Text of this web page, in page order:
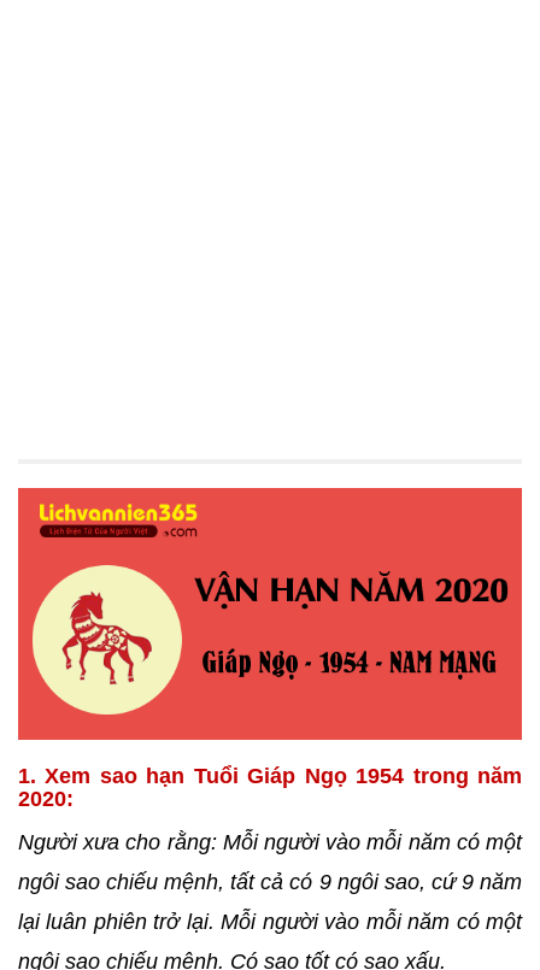
1. Xem sao hạn Tuổi Giáp Ngọ 1954 trong năm
2020:
Người xưa cho rằng: Mỗi người vào mỗi năm có một
ngôi sao chiếu mệnh, tất cả có 9 ngôi sao, cứ 9 năm
lại luân phiên trở lại. Mỗi người vào mỗi năm có một
ngôi sao chiếu mệnh. Có sao tốt có sao xấu.